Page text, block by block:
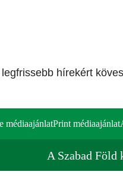
legfrissebb hírekért
médiaajánlatPrint médiaajánlat
A Szabad